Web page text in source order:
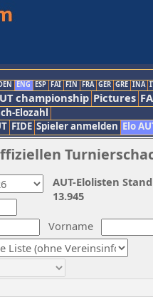
ENG ESP FAI FIN FRA GER GRE INA
championship Pictures
Elozahl
FIDE Spieler anmelden Elo
Vorname
AUT-Elolisten
13.945